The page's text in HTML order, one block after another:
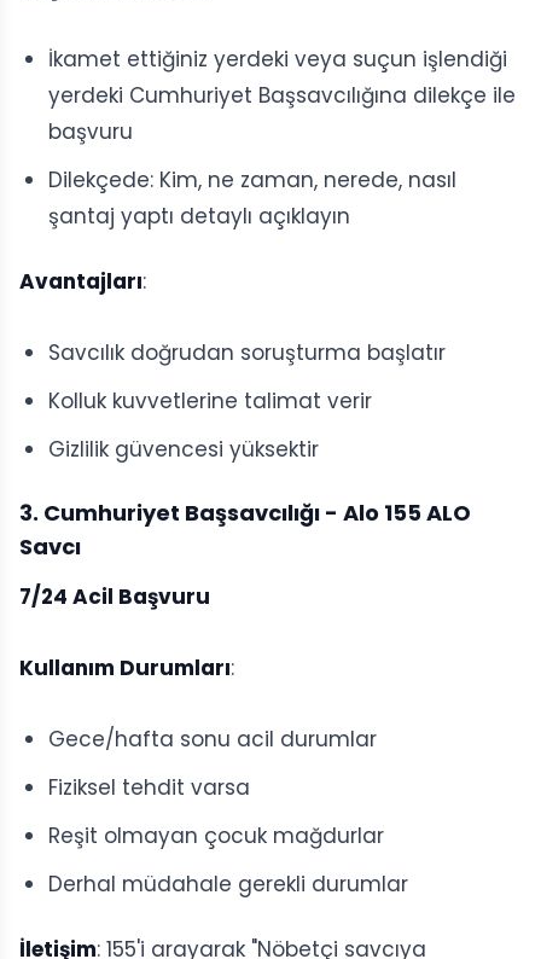
İkamet ettiğiniz yerdeki veya suçun işlendiği
yerdeki Cumhuriyet Başsavcılığına dilekçe ile
başvuru
Dilekçede: Kim, ne zaman, nerede, nasıl
şantaj yaptı detaylı açıklayın
Avantajları:
Savcılık doğrudan soruşturma başlatır
Kolluk kuvvetlerine talimat verir
Gizlilik güvencesi yüksektir
3. Cumhuriyet Başsavcılığı - Alo 155 ALO
Savcı
7/24 Acil Başvuru
Kullanım Durumları:
Gece/hafta sonu acil durumlar
Fiziksel tehdit varsa
Reşit olmayan çocuk mağdurlar
Derhal müdahale gerekli durumlar
İletişim: 155'i arayarak "Nöbetçi savcıya